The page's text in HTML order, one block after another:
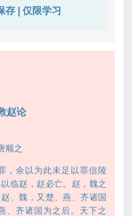
存 | 仅限学习
赵论
顺之
余以为此未足以罪信陵
临赵，赵必亡。赵，魏之
、魏，又楚、燕、齐诸国
、齐诸国为之后。天下之